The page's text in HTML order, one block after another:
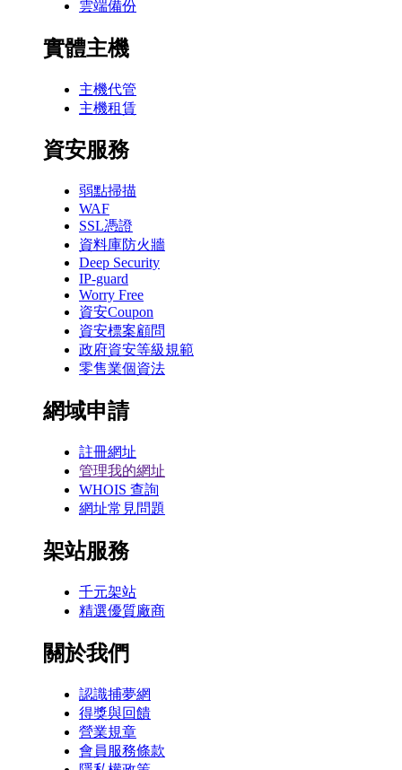
雲端備份
實體主機
主機代管
主機租賃
資安服務
弱點掃描
WAF
SSL憑證
資料庫防火牆
Deep Security
IP-guard
Worry Free
資安Coupon
資安標案顧問
政府資安等級規範
零售業個資法
網域申請
註冊網址
管理我的網址
WHOIS 查詢
網址常見問題
架站服務
千元架站
精選優質廠商
關於我們
認識捕夢網
得獎與回饋
營業規章
會員服務條款